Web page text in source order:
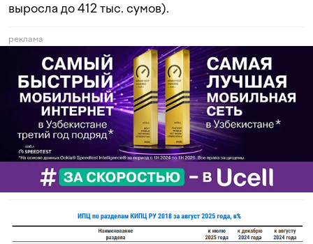
выросла до 412 тыс. сумов).
реклама